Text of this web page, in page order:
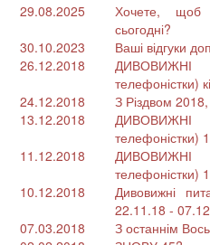
29.08.2025
Хочете,
сьогодні?
30.10.2023
Ваші відгуки
26.12.2018
телефоністки)
24.12.2018
З Різдвом 2018,
13.12.2018
телефоністки)
11.12.2018
телефоністки)
10.12.2018
Дивовижні
22.11.18 -
07.03.2018
З останнім